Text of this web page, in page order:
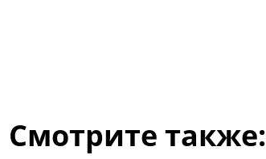
Смотрите также: